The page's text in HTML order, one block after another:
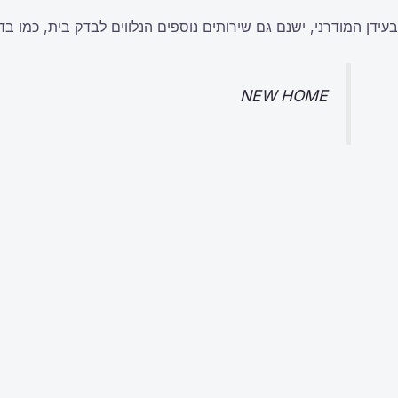
בעידן המודרני, ישנם גם שירותים נוספים הנלווים לבדק בית, כמו
NEW HOME